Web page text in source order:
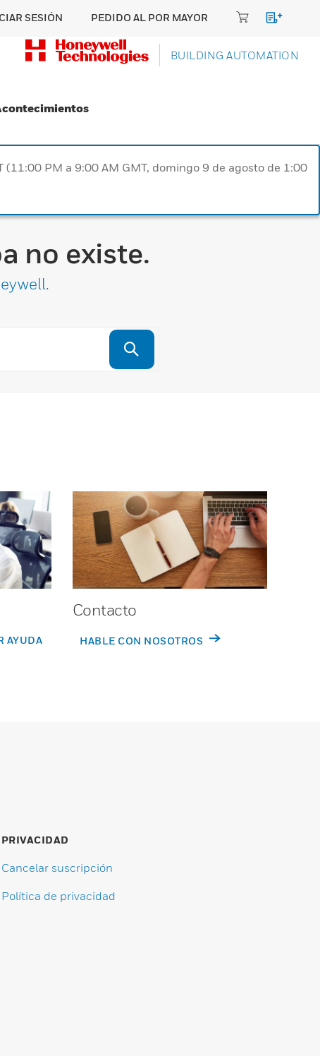
SESIÓN PEDIDO AL POR MAYOR
BUILDING AUTOMATION
PM a 9:00 AM GMT, domingo 9 de agosto de 1:00
no existe.
.
AYUDA
Contacto
HABLE CON NOSOTROS
PRIVACIDAD
Cancelar suscripción
Política de privacidad